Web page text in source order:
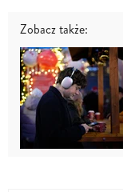
Zobacz także: